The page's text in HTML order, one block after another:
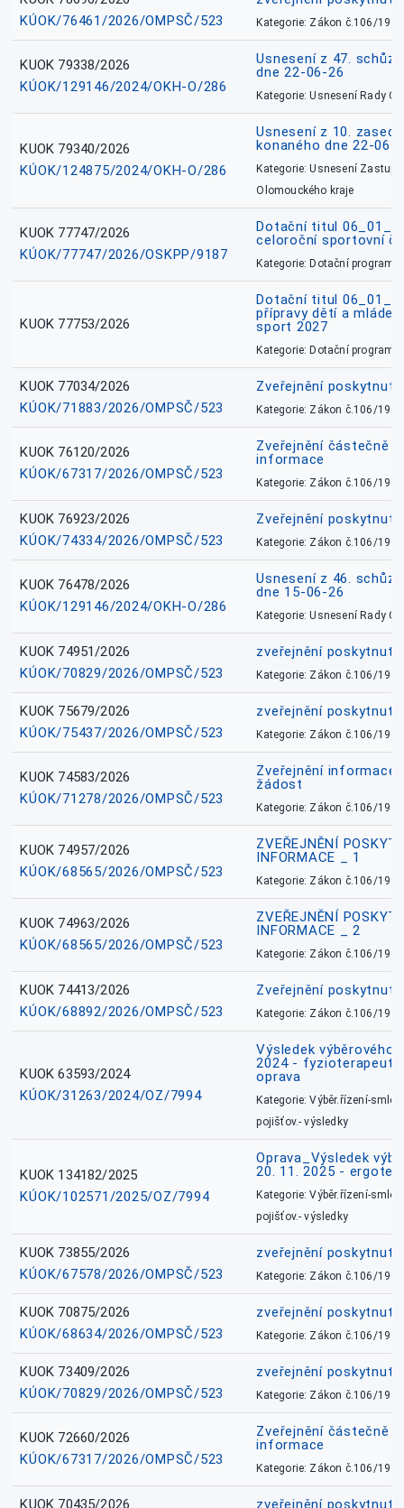
KÚOK/76461/2026/OMPSČ/523
Kategorie: Zákon č.106/1999
KUOK 79338/2026
KÚOK/129146/2024/OKH-O/286
Usnesení z 47.
dne 22-06-26
Kategorie: Usnesení Rady
KUOK 79340/2026
KÚOK/124875/2024/OKH-O/286
Usnesení z 10.
konaného dne 22-06-
Kategorie: Usnesení
Olomouckého kraje
KUOK 77747/2026
KÚOK/77747/2026/OSKPP/9187
Dotační titul
celoroční sportovní
Kategorie: Dotační
KUOK 77753/2026
Dotační titul
přípravy dětí a
sport 2027
Kategorie: Dotační
KUOK 77034/2026
KÚOK/71883/2026/OMPSČ/523
Zveřejnění
Kategorie: Zákon č.106/1999
KUOK 76120/2026
KÚOK/67317/2026/OMPSČ/523
Zveřejnění částečně
informace
Kategorie: Zákon č.106/1999
KUOK 76923/2026
KÚOK/74334/2026/OMPSČ/523
Zveřejnění
Kategorie: Zákon č.106/1999
KUOK 76478/2026
KÚOK/129146/2024/OKH-O/286
Usnesení z 46.
dne 15-06-26
Kategorie: Usnesení Rady
KUOK 74951/2026
KÚOK/70829/2026/OMPSČ/523
zveřejnění
Kategorie: Zákon č.106/1999
KUOK 75679/2026
KÚOK/75437/2026/OMPSČ/523
zveřejnění
Kategorie: Zákon č.106/1999
KUOK 74583/2026
KÚOK/71278/2026/OMPSČ/523
Zveřejnění informace
žádost
Kategorie: Zákon č.106/1999
KUOK 74957/2026
KÚOK/68565/2026/OMPSČ/523
ZVEŘEJNĚNÍ
INFORMACE _ 1
Kategorie: Zákon č.106/1999
KUOK 74963/2026
KÚOK/68565/2026/OMPSČ/523
ZVEŘEJNĚNÍ
INFORMACE _ 2
Kategorie: Zákon č.106/1999
KUOK 74413/2026
KÚOK/68892/2026/OMPSČ/523
Zveřejnění
Kategorie: Zákon č.106/1999
KUOK 63593/2024
KÚOK/31263/2024/OZ/7994
Výsledek výběrového
2024 - fyzioterapeut,
oprava
Kategorie: Výběr.řízení-
pojišťov.- výsledky
KUOK 134182/2025
KÚOK/102571/2025/OZ/7994
Oprava_Výsledek
20. 11. 2025 -
Kategorie: Výběr.řízení-
pojišťov.- výsledky
KUOK 73855/2026
KÚOK/67578/2026/OMPSČ/523
zveřejnění
Kategorie: Zákon č.106/1999
KUOK 70875/2026
KÚOK/68634/2026/OMPSČ/523
zveřejnění
Kategorie: Zákon č.106/1999
KUOK 73409/2026
KÚOK/70829/2026/OMPSČ/523
zveřejnění
Kategorie: Zákon č.106/1999
KUOK 72660/2026
KÚOK/67317/2026/OMPSČ/523
Zveřejnění částečně
informace
Kategorie: Zákon č.106/1999
KUOK 70435/2026
zveřejnění